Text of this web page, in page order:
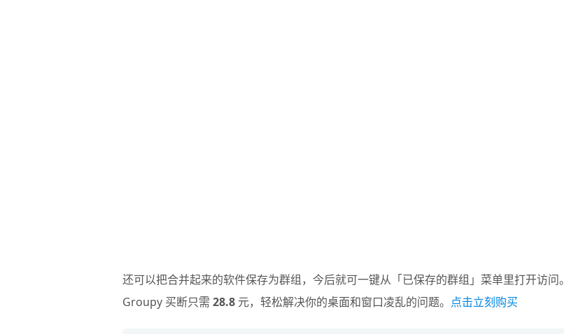
还可以把合并起来的软件保存为群组，今后就可一键从「已保存的群组」菜单里打开访问。
Groupy 买断只需 28.8 元，轻松解决你的桌面和窗口凌乱的问题。 点击立刻购买